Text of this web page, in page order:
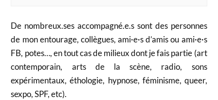
De nombreux.ses accompagné.e.s sont des personnes
de mon entourage, collègues, ami·e·s d’amis ou ami·e·s
FB, potes…, en tout cas de milieux dont je fais partie (art
contemporain, arts de la scène, radio, sons
expérimentaux, éthologie, hypnose, féminisme, queer,
sexpo, SPF, etc).